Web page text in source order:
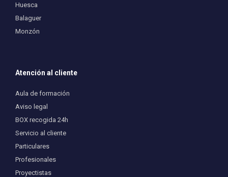
Huesca
Balaguer
Monzón
Atención al cliente
Aula de formación
Aviso legal
BOX recogida 24h
Servicio al cliente
Particulares
Profesionales
Proyectistas